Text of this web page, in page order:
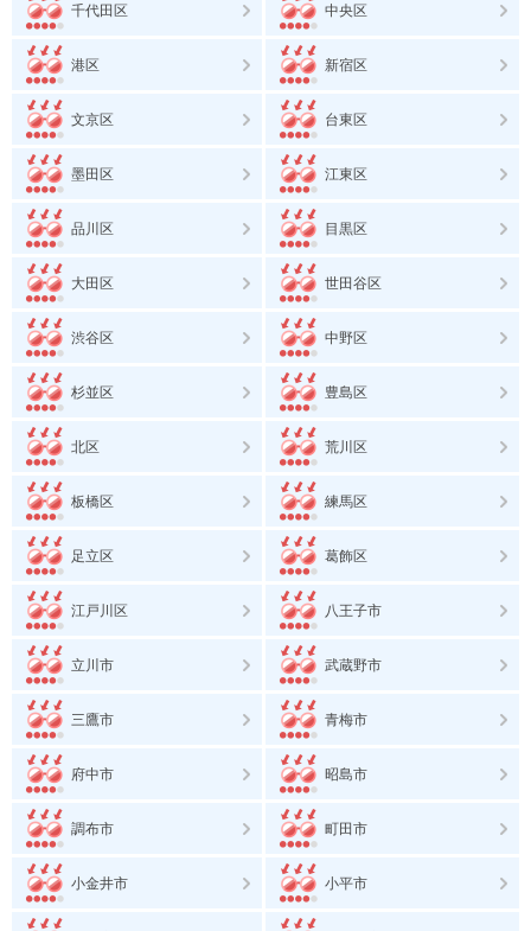
千代田区 中央区
港区 新宿区
文京区 台東区
墨田区 江東区
品川区 目黒区
大田区 世田谷区
渋谷区 中野区
杉並区 豊島区
北区 荒川区
板橋区 練馬区
足立区 葛飾区
江戸川区 八王子市
立川市 武蔵野市
三鷹市 青梅市
府中市 昭島市
調布市 町田市
小金井市 小平市